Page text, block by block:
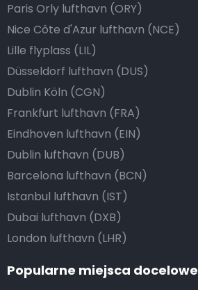
Paris Orly lufthavn (ORY)
Nice Côte d'Azur lufthavn (NCE)
Lille flyplass (LIL)
Düsseldorf lufthavn (DUS)
Dublin Köln (CGN)
Frankfurt lufthavn (FRA)
Eindhoven lufthavn (EIN)
Dublin lufthavn (DUB)
Barcelona lufthavn (BCN)
Istanbul lufthavn (IST)
Dubai lufthavn (DXB)
London lufthavn (LHR)
Popularne miejsca docelowe